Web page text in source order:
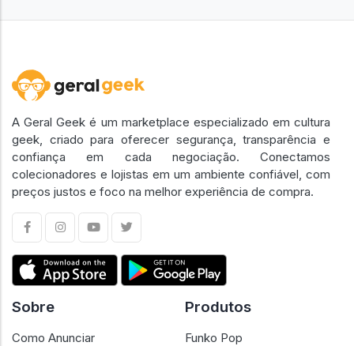
A Geral Geek é um marketplace especializado em cultura
geek, criado para oferecer segurança, transparência e
confiança em cada negociação. Conectamos
colecionadores e lojistas em um ambiente confiável, com
preços justos e foco na melhor experiência de compra.
Sobre
Como Anunciar
Produtos
Funko Pop